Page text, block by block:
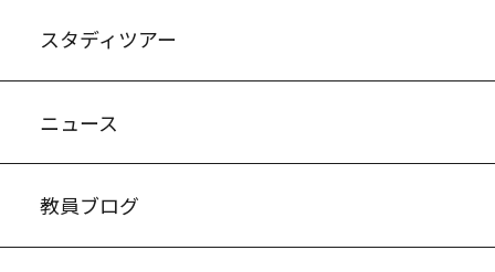
スタディツアー
ニュース
教員ブログ